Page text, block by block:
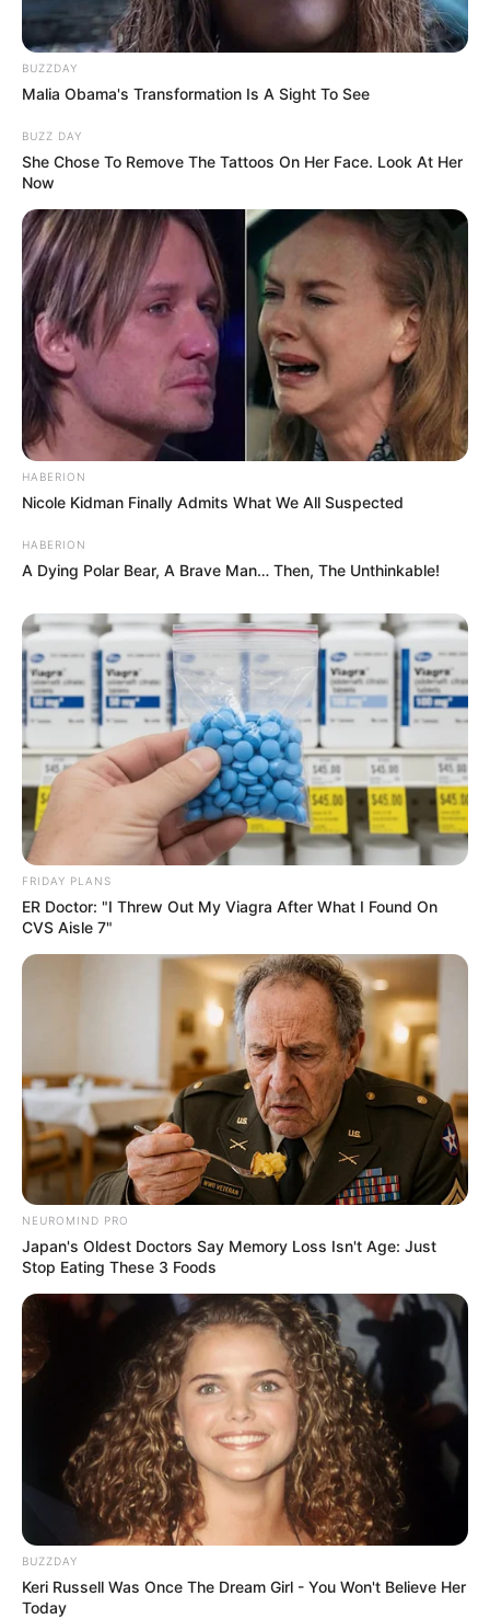
BUZZDAY
Malia Obama's Transformation Is A Sight To See
BUZZ DAY
She Chose To Remove The Tattoos On Her Face. Look At Her
Now
HABERION
Nicole Kidman Finally Admits What We All Suspected
HABERION
A Dying Polar Bear, A Brave Man… Then, The Unthinkable!
FRIDAY PLANS
ER Doctor: "I Threw Out My Viagra After What I Found On
CVS Aisle 7"
NEUROMIND PRO
Japan's Oldest Doctors Say Memory Loss Isn't Age: Just
Stop Eating These 3 Foods
BUZZDAY
Keri Russell Was Once The Dream Girl - You Won't Believe Her
Today